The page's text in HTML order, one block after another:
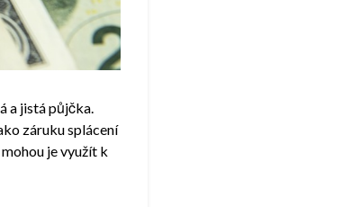
a jistá půjčka.
záruku splácení
je využít k